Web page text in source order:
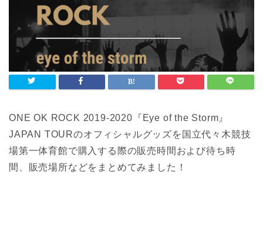
ONE OK ROCK 2019-2020『Eye of the Storm』
JAPAN TOURのオフィシャルグッズを国立代々木競技
場第一体育館で購入する際の販売時間および待ち時
間、販売場所などをまとめてみました！